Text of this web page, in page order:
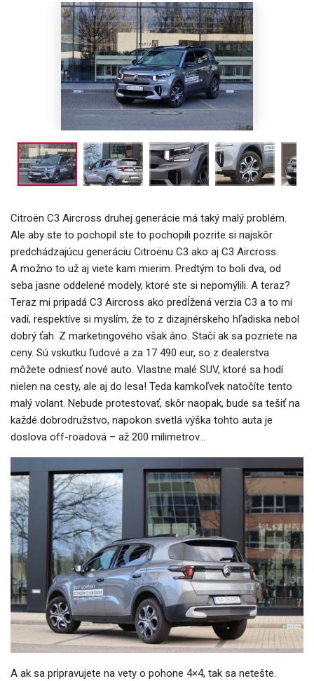
Citroën C3 Aircross druhej generácie má taký malý problém.
Ale aby ste to pochopil ste to pochopili pozrite si najskôr
predchádzajúcu generáciu Citroënu C3 ako aj C3 Aircross.
A možno to už aj viete kam mierim. Predtým to boli dva, od
seba jasne oddelené modely, ktoré ste si nepomýlili. A teraz?
Teraz mi pripadá C3 Aircross ako predĺžená verzia C3 a to mi
vadí, respektíve si myslím, že to z dizajnérskeho hľadiska nebol
dobrý ťah. Z marketingového však áno. Stačí ak sa pozriete na
ceny. Sú vskutku ľudové a za 17 490 eur, so z dealerstva
môžete odniesť nové auto. Vlastne malé SUV, ktoré sa hodí
nielen na cesty, ale aj do lesa! Teda kamkoľvek natočíte tento
malý volant. Nebude protestovať, skôr naopak, bude sa tešiť na
každé dobrodružstvo, napokon svetlá výška tohto auta je
doslova off-roadová – až 200 milimetrov…
A ak sa pripravujete na vety o pohone 4×4, tak sa netešte.